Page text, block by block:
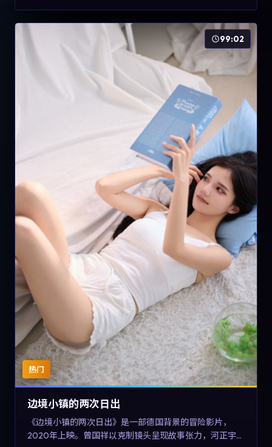
热门
99:02
边境小镇的两次日出
《边境小镇的两次日出》是一部德国背景的冒险影片，
2020年上映。曾国祥以克制镜头呈现故事张力，河正宇、